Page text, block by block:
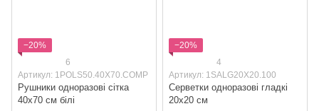
−20%
6
Артикул: 1POLS50.40X70.COMP
Рушники одноразові сітка
40x70 см білі
−20%
4
Артикул: 1SALG20X20.100
Серветки одноразові гладкі
20x20 см